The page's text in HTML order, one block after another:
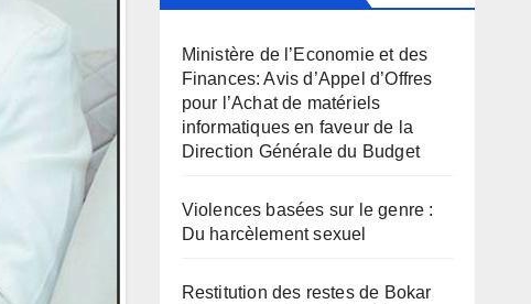
Ministère de l’Economie et des
Finances: Avis d’Appel d’Offres
pour l’Achat de matériels
informatiques en faveur de la
Direction Générale du Budget
Violences basées sur le genre :
Du harcèlement sexuel
Restitution des restes de Bokar